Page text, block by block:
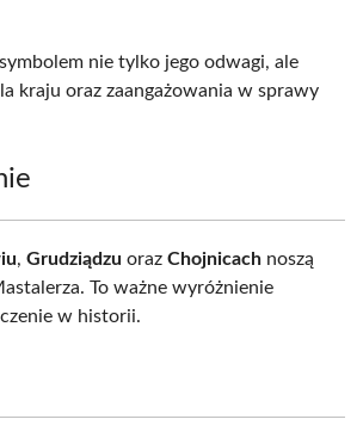
nie tylko jego odwagi, ale
kraju oraz zaangażowania w sprawy
, Grudziądzu oraz Chojnicach noszą
To ważne wyróżnienie
w historii.